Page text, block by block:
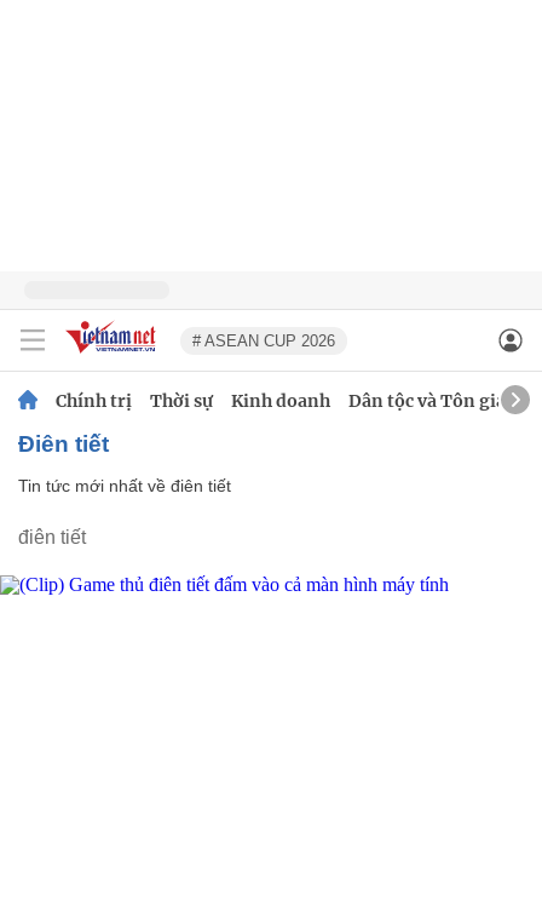
# ASEAN CUP 2026
Chính trị Thời sự Kinh doanh Dân tộc và Tôn giáo
điên tiết
Tin tức mới nhất về điên tiết
điên tiết